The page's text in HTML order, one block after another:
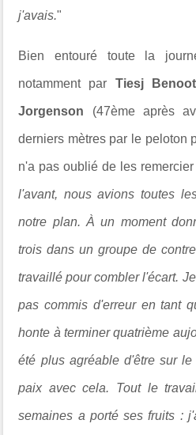
j'avais."
Bien entouré toute la
notamment par Tiesj
Jorgenson (47ème après
derniers mètres par le peloton
n'a pas oublié de les remercier
l'avant, nous avions toutes
notre plan. À un moment
trois dans un groupe de
travaillé pour combler l'écart.
pas commis d'erreur en tant
honte à terminer quatrième
été plus agréable d'être sur
paix avec cela. Tout le
semaines a porté ses fruits :